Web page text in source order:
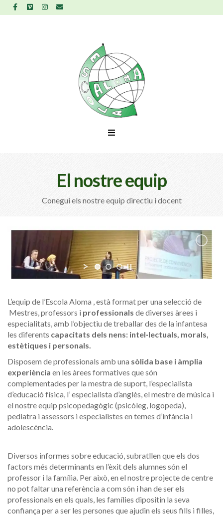
El nostre equip
Conegui els nostre equip directiu i docent
L’equip de l’Escola Aloma , està format per una selecció de
Mestres, professors i professionals de diverses àrees i
especialitats, amb l’objectiu de treballar des de la infantesa
les diferents capacitats dels nens: intel·lectuals, morals,
estètiques i personals.
Disposem de professionals amb una sòlida base i àmplia
experiència en les àrees formatives que són
complementades per la mestra de suport, l’especialista
d’educació física, l’ especialista d’anglès, el mestre de música i
el nostre equip psicopedagògic (psicòleg, logopeda),
pediatra i assessors i especialistes en temes d’infància i
adolescència.
Diversos informes sobre educació, subratllen que els dos
factors més determinants en l’èxit dels alumnes són el
professor i la família. Per això, en el nostre projecte de centre
no pot faltar una referència a com són i han de ser els
professionals en els quals, les famílies dipositin la seva
confiança per a ser les persones que ajudin els seus fills i filles,